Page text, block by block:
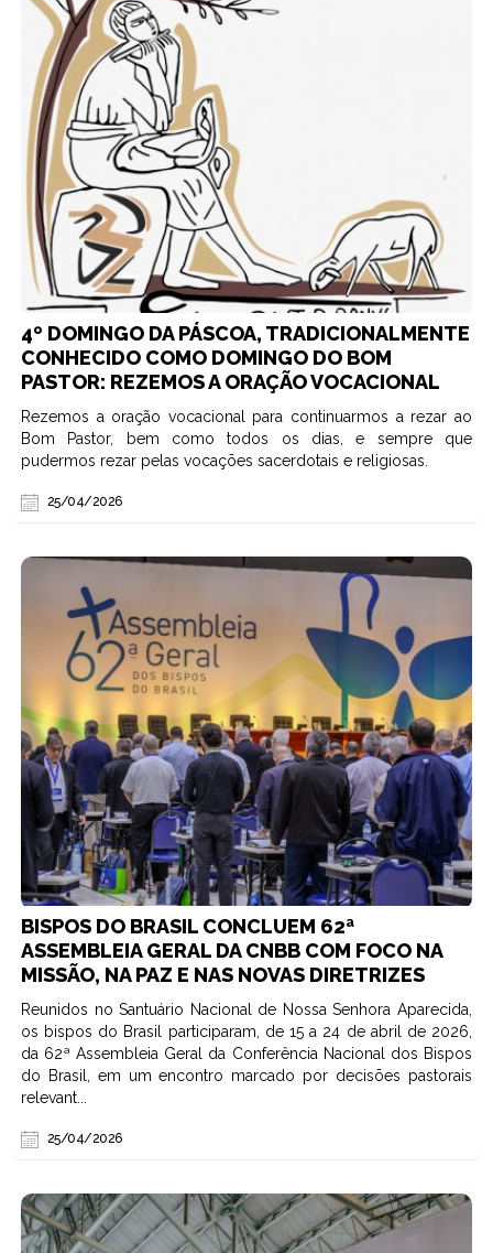
4º DOMINGO DA PÁSCOA, TRADICIONALMENTE
CONHECIDO COMO DOMINGO DO BOM
PASTOR: REZEMOS A ORAÇÃO VOCACIONAL
Rezemos a oração vocacional para continuarmos a rezar ao
Bom Pastor, bem como todos os dias, e sempre que
pudermos rezar pelas vocações sacerdotais e religiosas.
25/04/2026
BISPOS DO BRASIL CONCLUEM 62ª
ASSEMBLEIA GERAL DA CNBB COM FOCO NA
MISSÃO, NA PAZ E NAS NOVAS DIRETRIZES
Reunidos no Santuário Nacional de Nossa Senhora Aparecida,
os bispos do Brasil participaram, de 15 a 24 de abril de 2026,
da 62ª Assembleia Geral da Conferência Nacional dos Bispos
do Brasil, em um encontro marcado por decisões pastorais
relevant...
25/04/2026